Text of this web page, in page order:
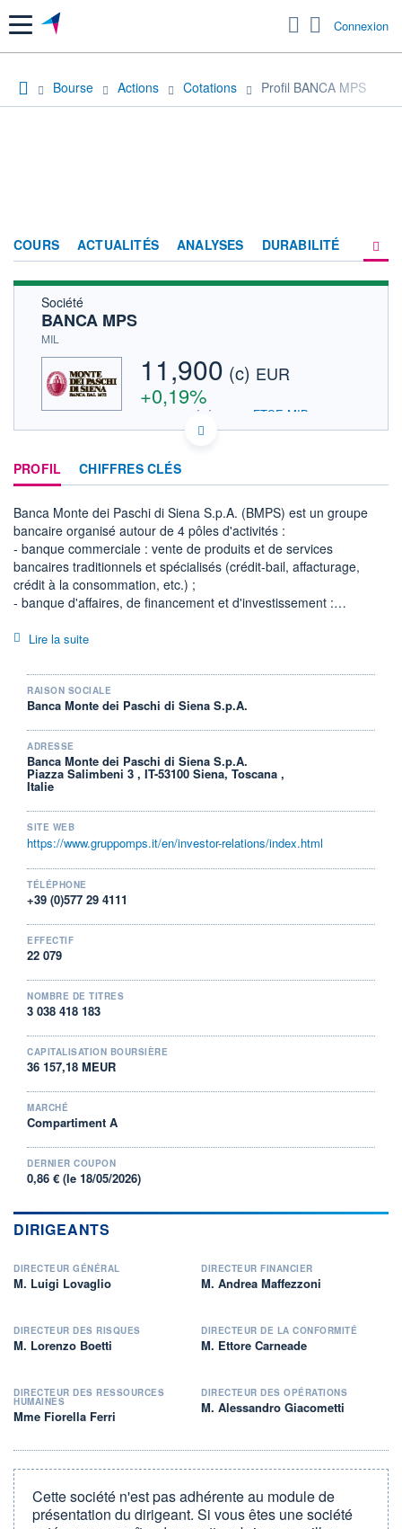
Menu Connexion
Bourse Actions Cotations Profil BANCA MPS
COURS ACTUALITÉS ANALYSES DURABILITÉ
PRODUITS DE BOURSE
FORUM
HISTORIQUE
Société
BANCA MPS
MIL
11,900 (c) EUR
+0,19%
INDICE DE RÉFÉRENCE FTSE MIB
DONNÉES TEMPS DIFFÉRÉ
Politique d'exécution
SECTEUR
Banques
INDICE DE RÉFÉRENCE
11,990 11,878
+ HAUT
12,008 11,838
14 474 776 0,48%
VALORISATION
36 157 MEUR 07.08.26 / 17:38:57
LIMITE À LA
BAISSE
11,544
ESTIMÉ 2026
6,45%
DIVIDENDE
0,86 EUR (18/05/26)
PROCHAIN
DIVIDENDE
-
ÉLIGIBILITÉ
PEA
PROFIL CHIFFRES CLÉS
Banca Monte dei Paschi di Siena S.p.A. (BMPS) est un groupe
bancaire organisé autour de 4 pôles d'activités :
- banque commerciale : vente de produits et de services
bancaires traditionnels et spécialisés (crédit-bail, affacturage,
crédit à la consommation, etc.) ;
- banque d'affaires, de financement et d'investissement :
investissement, ingénierie financière (à destination des secteurs
- gestion d'actifs ;
- bancassurance.
A fin 2025, le groupe gère 120,3 MdsEUR d'encours de dépôts et
158,6 MdsEUR d'encours de crédits.
La commercialisation des produits et services est assurée au
travers d'un réseau de 1 258 agences implantées en Italie et par
le biais de filiales et de bureaux de représentation à
Lire la suite
RAISON SOCIALE
Banca Monte dei Paschi di Siena S.p.A.
ADRESSE
Banca Monte dei Paschi di Siena S.p.A.
Piazza Salimbeni 3 , IT-53100 Siena, Toscana ,
Italie
SITE WEB
https://www.gruppomps.it/en/investor-relations/index.html
TÉLÉPHONE
+39 (0)577 29 4111
EFFECTIF
22 079
NOMBRE DE TITRES
3 038 418 183
CAPITALISATION BOURSIÈRE
36 157,18 MEUR
MARCHÉ
Compartiment A
DERNIER COUPON
0,86 € (le 18/05/2026)
DIRIGEANTS
DIRECTEUR GÉNÉRAL
M. Luigi Lovaglio
DIRECTEUR FINANCIER
M. Andrea Maffezzoni
DIRECTEUR DES RISQUES
M. Lorenzo Boetti
DIRECTEUR DE LA CONFORMITÉ
M. Ettore Carneade
DIRECTEUR DES RESSOURCES
HUMAINES
Mme Fiorella Ferri
DIRECTEUR DES OPÉRATIONS
M. Alessandro Giacometti
Cette société n'est pas adhérente au module de
présentation du dirigeant. Si vous êtes une société